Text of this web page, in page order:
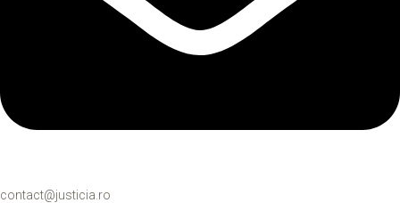
contact@justicia.ro